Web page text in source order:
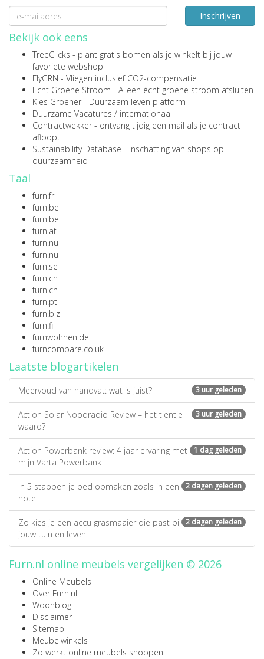
Inschrijven
Bekijk ook eens
TreeClicks - plant gratis bomen als je winkelt bij jouw
favoriete webshop
FlyGRN - Vliegen inclusief CO2-compensatie
Echt Groene Stroom - Alleen écht groene stroom afsluiten
Kies Groener - Duurzaam leven platform
Duurzame Vacatures / internationaal
Contractwekker - ontvang tijdig een mail als je contract
afloopt
Sustainability Database - inschatting van shops op
duurzaamheid
Taal
furn.fr
furn.be
furn.be
furn.at
furn.nu
furn.nu
furn.se
furn.ch
furn.ch
furn.pt
furn.biz
furn.fi
furnwohnen.de
furncompare.co.uk
Laatste blogartikelen
3 uur geleden
Meervoud van handvat: wat is juist?
3 uur geleden
Action Solar Noodradio Review – het tientje
waard?
1 dag geleden
Action Powerbank review: 4 jaar ervaring met
mijn Varta Powerbank
2 dagen geleden
In 5 stappen je bed opmaken zoals in een
hotel
2 dagen geleden
Zo kies je een accu grasmaaier die past bij
jouw tuin en leven
Furn.nl online meubels vergelijken © 2026
Online Meubels
Over Furn.nl
Woonblog
Disclaimer
Sitemap
Meubelwinkels
Zo werkt online meubels shoppen